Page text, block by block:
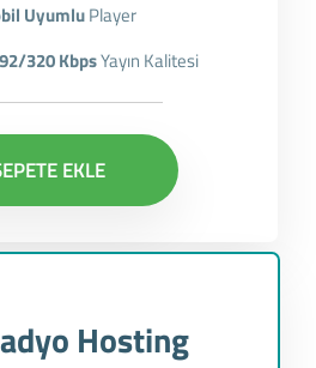
UyumluPlayer
320 KbpsYayın Kalitesi
EKLE
Hosting